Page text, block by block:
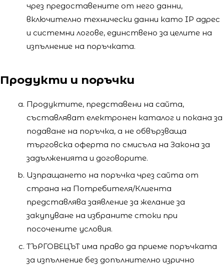
чрез предоставените от него данни,
включително технически данни като IP адрес
и системни логове, единствено за целите на
изпълнение на поръчката.
Продукти и поръчки
Продуктите, представени на сайта,
съставляват електронен каталог и покана за
подаване на поръчка, а не обвързваща
търговска оферта по смисъла на Закона за
задълженията и договорите.
Изпращането на поръчка чрез сайта от
страна на Потребителя/Клиента
представлява заявление за желание за
закупуване на избраните стоки при
посочените условия.
ТЪРГОВЕЦЪТ има право да приеме поръчката
за изпълнение без допълнително изрично